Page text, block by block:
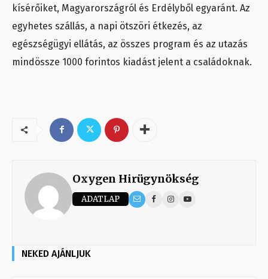
kísérőiket, Magyarországról és Erdélyből egyaránt. Az
egyhetes szállás, a napi ötszöri étkezés, az
egészségügyi ellátás, az összes program és az utazás
mindössze 1000 forintos kiadást jelent a családoknak.
Oxygen Hirügynökség
ADATLAP
NEKED AJÁNLJUK